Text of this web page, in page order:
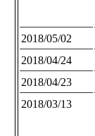
2018/05/02
2018/04/24
2018/04/23
2018/03/13